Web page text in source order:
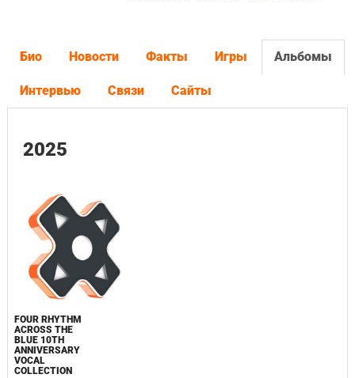
Био Новости Факты Игры Альбомы
Интервью Связи Сайты
2025
FOUR RHYTHM
ACROSS THE
BLUE 10TH
ANNIVERSARY
VOCAL
COLLECTION